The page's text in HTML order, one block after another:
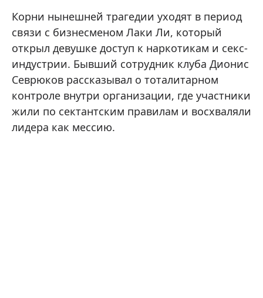
Корни нынешней трагедии уходят в период
связи с бизнесменом Лаки Ли, который
открыл девушке доступ к наркотикам и секс-
индустрии. Бывший сотрудник клуба Дионис
Севрюков рассказывал о тоталитарном
контроле внутри организации, где участники
жили по сектантским правилам и восхваляли
лидера как мессию.